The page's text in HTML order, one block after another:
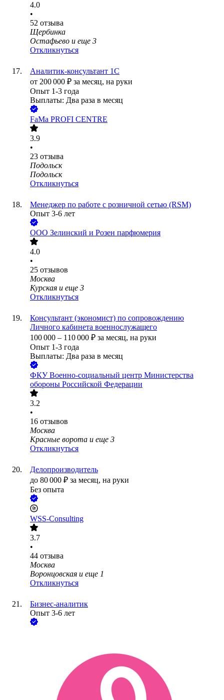
4.0
•
52 отзыва
Щербинка
Остафьево и еще 3
Откликнуться
Аналитик-консультант 1С
от 200 000 ₽ за месяц, на руки
Опыт 1-3 года
Выплаты: Два раза в месяц
FaMa PROFI CENTRE
3.9
•
23 отзыва
Подольск
Подольск
Откликнуться
Менеджер по работе с розничной сетью (RSM)
Опыт 3-6 лет
ООО Зелинский и Розен парфюмерия
4.0
•
25 отзывов
Москва
Курская и еще 3
Откликнуться
Консультант (экономист) по сопровождению
Личного кабинета военнослужащего
100 000 – 110 000 ₽ за месяц, на руки
Опыт 1-3 года
Выплаты: Два раза в месяц
ФКУ Военно-социальный центр Министерства
обороны Российской Федерации
3.2
•
16 отзывов
Москва
Красные ворота и еще 3
Откликнуться
Делопроизводитель
до 80 000 ₽ за месяц, на руки
Без опыта
WSS-Consulting
3.7
•
44 отзыва
Москва
Воронцовская и еще 1
Откликнуться
Бизнес-аналитик
Опыт 3-6 лет